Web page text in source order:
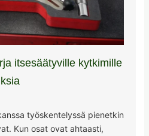
itsesäätyville kytkimille
työskentelyssä pienetkin
Kun osat ovat ahtaasti,